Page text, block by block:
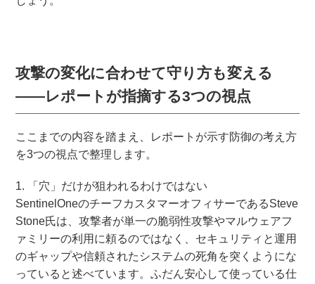
攻撃の変化に合わせて守り方も変える
――レポートが指摘する3つの視点
ここまでの内容を踏まえ、レポートが示す防御の考え方
を3つの視点で整理します。
1. 「穴」だけが狙われるわけではない
SentinelOneのチーフカスタマーオフィサーであるSteve
Stone氏は、攻撃者が単一の脆弱性攻撃やマルウェアフ
ァミリーの利用に頼るのではなく、セキュリティと運用
のギャップや信頼されたシステムの死角を突くようにな
っていると述べています。ふだん安心して使っている仕